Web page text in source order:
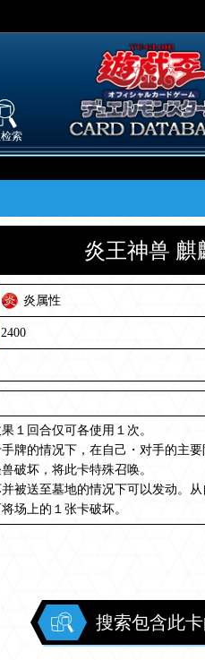
索
炎王神兽 麒
炎属性
2400
１回合仅可各使用１次。
牌的情况下，在自己・对手的主
破坏，将此卡特殊召唤。
被送至墓地的情况下可以发动。
场上的１张卡破坏。
搜索包含此